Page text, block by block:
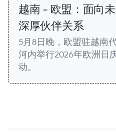
越南 - 欧盟：面向
深厚伙伴关系
5月8日晚，欧盟驻越南
河内举行2026年欧洲日
动。